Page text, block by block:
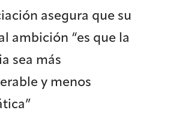
asegura que su
ambición “es que la
sea más
y menos